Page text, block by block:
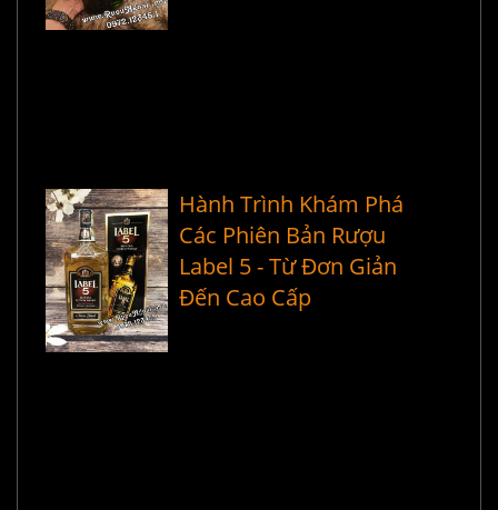
Hành Trình Khám Phá
Các Phiên Bản Rượu
Label 5 - Từ Đơn Giản
Đến Cao Cấp